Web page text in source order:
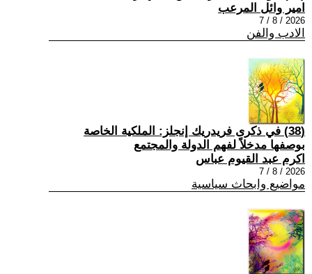
امير وائل المرعب
2026 / 8 / 7
الادب والفن
(38) في ذكرى فريدريك إنجلز: الملكية الخاصة
بوصفها مدخلاً لفهم الدولة والمجتمع
اكرم عبد القيوم عباس
2026 / 8 / 7
مواضيع وابحاث سياسية